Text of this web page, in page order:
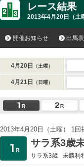
レース結果
2013年4月20日（土
開催お知らせ 出馬表
4月20日 （土曜）
4月21日 （日曜）
2013年4月20日（土曜） 1回
サラ系3歳
サラ系3歳 未勝利